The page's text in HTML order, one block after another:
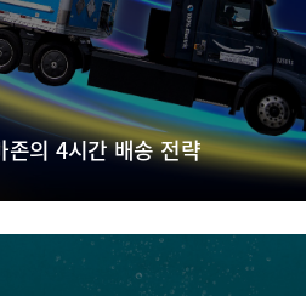
의 4시간 배송 전략